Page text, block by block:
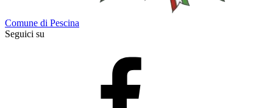
Comune di Pescina
Seguici su